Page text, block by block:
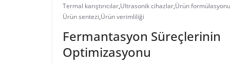
Termal karıştırıcılar,Ultrasonik cihazlar,Ürün formülasyonu
Ürün sentezi,Ürün verimliliği
Fermantasyon Süreçlerinin
Optimizasyonu